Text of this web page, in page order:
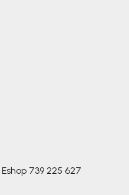
Eshop 739 225 627